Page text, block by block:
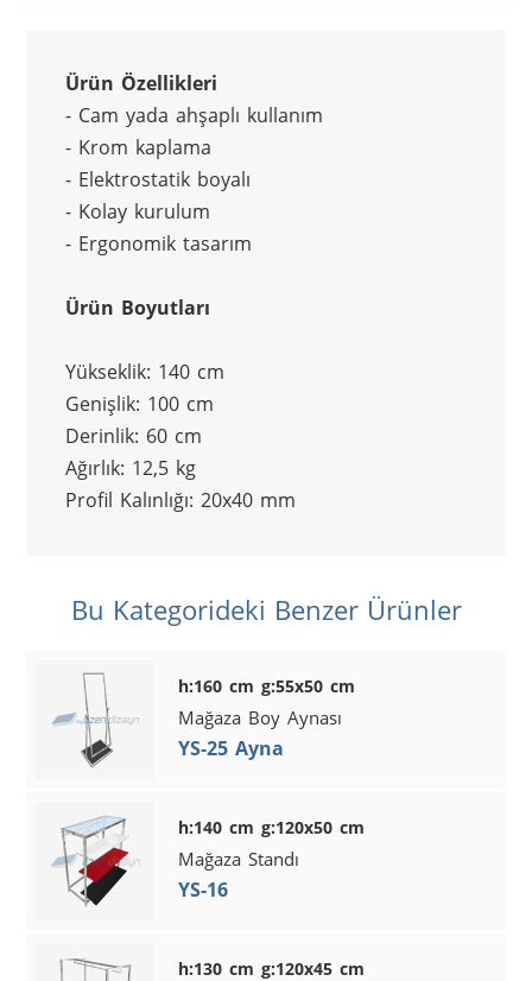
Ürün Özellikleri
- Cam yada ahşaplı kullanım
- Krom kaplama
- Elektrostatik boyalı
- Kolay kurulum
- Ergonomik tasarım
Ürün Boyutları
Yükseklik: 140 cm
Genişlik: 100 cm
Derinlik: 60 cm
Ağırlık: 12,5 kg
Profil Kalınlığı: 20x40 mm
Bu Kategorideki Benzer Ürünler
h:160 cm g:55x50 cm
Mağaza Boy Aynası
YS-25 Ayna
h:140 cm g:120x50 cm
Mağaza Standı
YS-16
h:130 cm g:120x45 cm